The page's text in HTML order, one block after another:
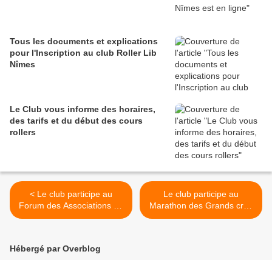
Tous les documents et explications
pour l'Inscription au club Roller Lib
Nîmes
Le Club vous informe des horaires,
des tarifs et du début des cours
rollers
< Le club participe au
Forum des Associations de
Bouillargues le 3 septembre
Le club participe au
Marathon des Grands crus
à Dijon le 9 octobre 2022 >
Hébergé par Overblog